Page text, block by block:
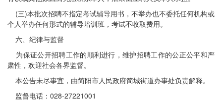
(三)本批次招聘不指定考试辅导用书，不举办也不委托任何机构或
个人举办任何形式的辅导培训班，考试不收取费用。
六、纪律与监督
为保证公开招聘工作的顺利进行，维护招聘工作的公正公平和严
肃性，欢迎社会各界监督。
本公告未尽事宜，由简阳市人民政府简城街道办事处负责解释。
监督电话：028-27221001